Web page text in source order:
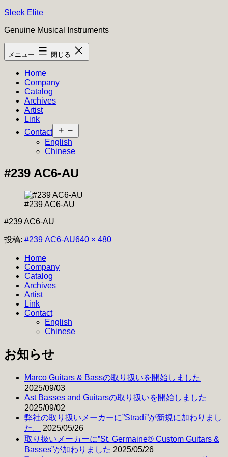
コ
テ
ン
ツ
Sleek Elite
Genuine Musical Instruments
メニュー 閉じる
Home
Company
Catalog
Archives
Artist
Link
Contact
ニ
ー
開
English
Chinese
#239 AC6-AU
#239 AC6-AU
#239 AC6-AU
投稿: #239 AC6-AUフ
640 × 480
Home
Company
Catalog
Archives
Artist
Link
Contact
English
Chinese
お知らせ
Marco Guitars & Bassの取り扱いを開始しました
2025/09/03
Ast Basses and Guitarsの取り扱いを開始しました
2025/09/02
弊社の取り扱いメーカーに”Stradi”が新規に加わりまし
た。
2025/05/26
取り扱いメーカーに”St. Germaine® Custom Guitars &
Basses”が加わりました 2025/05/26